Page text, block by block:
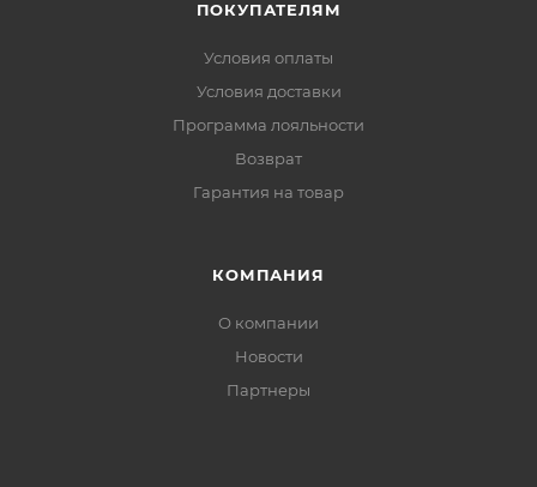
ПОКУПАТЕЛЯМ
Условия оплаты
Условия доставки
Программа лояльности
Возврат
Гарантия на товар
КОМПАНИЯ
О компании
Новости
Партнеры